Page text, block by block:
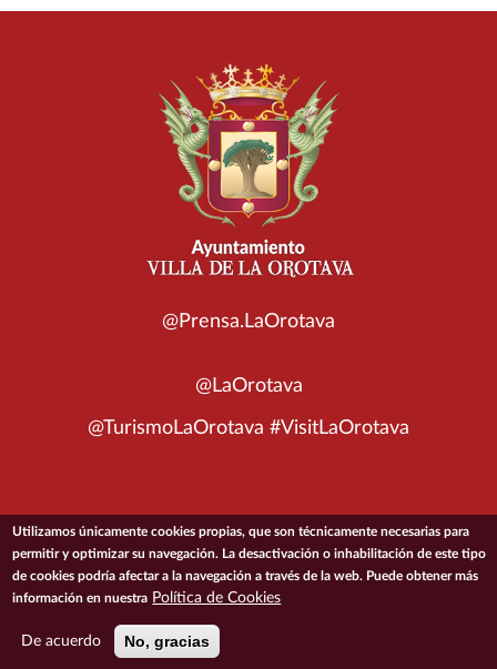
@Prensa.LaOrotava
@LaOrotava
@TurismoLaOrotava #VisitLaOrotava
© 2026 Ayuntamiento de la Villa de La Orotava
ACCESIBILIDADCONDICIONES DE USO
POLÍTICA DE COOKIES
Utilizamos únicamente cookies propias, que son técnicamente necesarias para
permitir y optimizar su navegación. La desactivación o inhabilitación de este tipo
de cookies podría afectar a la navegación a través de la web. Puede obtener más
información en nuestra Política de Cookies
De acuerdo No, gracias